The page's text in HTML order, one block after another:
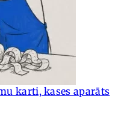
karti, kases aparāts